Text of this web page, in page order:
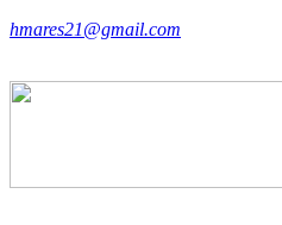
hmares21@gmail.com